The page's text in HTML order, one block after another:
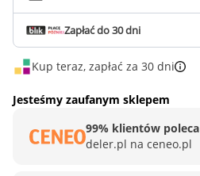
Zapłać do 30 dni
Kup teraz, zapłać za 30 dni
Jesteśmy zaufanym sklepem
99% klientów poleca
deler.pl na ceneo.pl